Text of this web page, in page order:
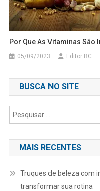
Por Que As Vitaminas
05/09/2023 Editor BC
BUSCA NO SITE
MAIS RECENTES
Truques de beleza com
transformar sua rotina